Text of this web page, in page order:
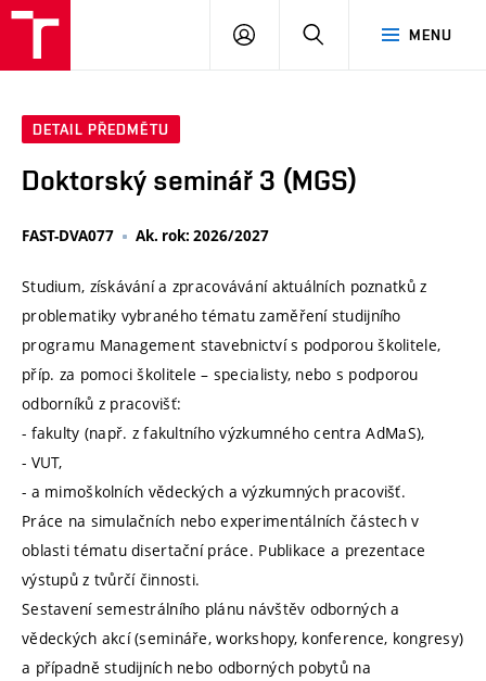
MENU
PŘIHLÁSIT
DETAIL PŘEDMĚTU
Doktorský seminář 3 (MGS)
FAST-DVA077 Ak. rok: 2026/2027
Studium, získávání a zpracovávání aktuálních poznatků z
problematiky vybraného tématu zaměření studijního
programu Management stavebnictví s podporou školitele,
příp. za pomoci školitele – specialisty, nebo s podporou
odborníků z pracovišť:
- fakulty (např. z fakultního výzkumného centra AdMaS),
- VUT,
- a mimoškolních vědeckých a výzkumných pracovišť.
Práce na simulačních nebo experimentálních částech v
oblasti tématu disertační práce. Publikace a prezentace
výstupů z tvůrčí činnosti.
Sestavení semestrálního plánu návštěv odborných a
vědeckých akcí (semináře, workshopy, konference, kongresy)
a případně studijních nebo odborných pobytů na